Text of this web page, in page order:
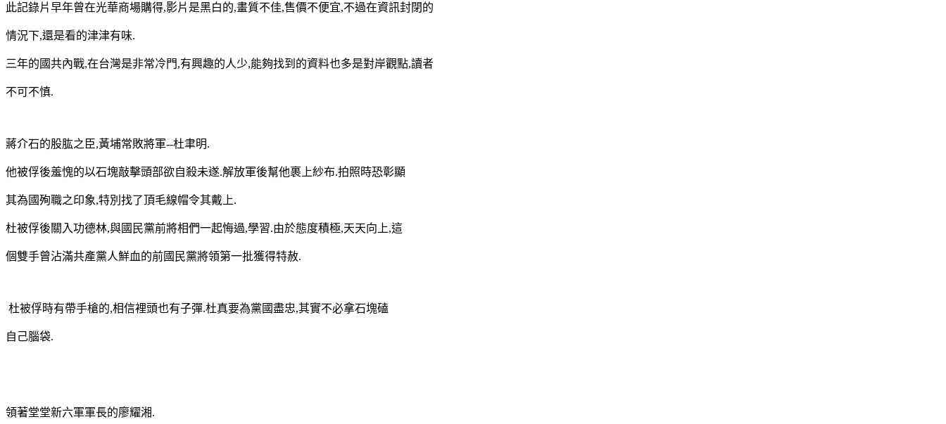
此記錄片早年曾在光華商場購得,影片是黑白的,畫質不佳,售價不便宜,不過在資訊封閉的
情況下,還是看的津津有味.
三年的國共內戰,在台灣是非常冷門,有興趣的人少,能夠找到的資料也多是對岸觀點,讀者
不可不慎.
蔣介石的股肱之臣,黃埔常敗將軍--杜聿明.
他被俘後羞愧的以石塊敲擊頭部欲自殺未遂.解放軍後幫他裹上紗布.拍照時恐彰顯
其為國殉職之印象,特別找了頂毛線帽令其戴上.
杜被俘後關入功德林,與國民黨前將相們一起悔過,學習.由於態度積極,天天向上,這
個雙手曾沾滿共產黨人鮮血的前國民黨將領第一批獲得特赦.
杜被俘時有帶手槍的,相信裡頭也有子彈.杜真要為黨國盡忠,其實不必拿石塊磕
自己腦袋.
領著堂堂新六軍軍長的廖耀湘.